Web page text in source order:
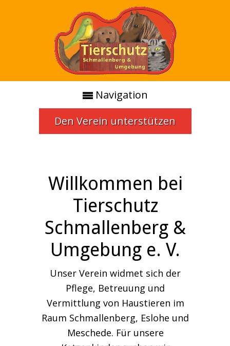
Navigation
Den Verein unterstützen
Willkommen bei
Tierschutz
Schmallenberg &
Umgebung e. V.
Unser Verein widmet sich der
Pflege, Betreuung und
Vermittlung von Haustieren im
Raum Schmallenberg, Eslohe und
Meschede. Für unsere